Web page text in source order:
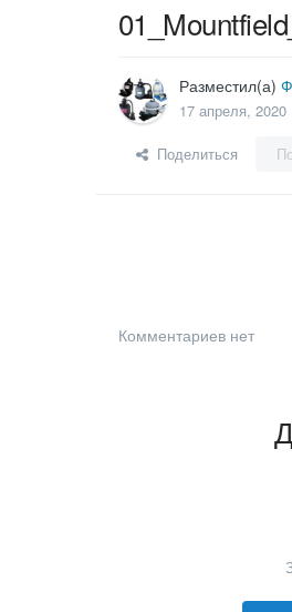
Разместил(а)
17 апреля, 2020
Поделиться
Комментариев нет